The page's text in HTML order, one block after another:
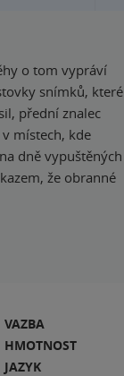
o tom vypráví
snímků, které
přední znalec
místech, kde
dně vypuštěných
že obranné
VAZBA
HMOTNOST
JAZYK